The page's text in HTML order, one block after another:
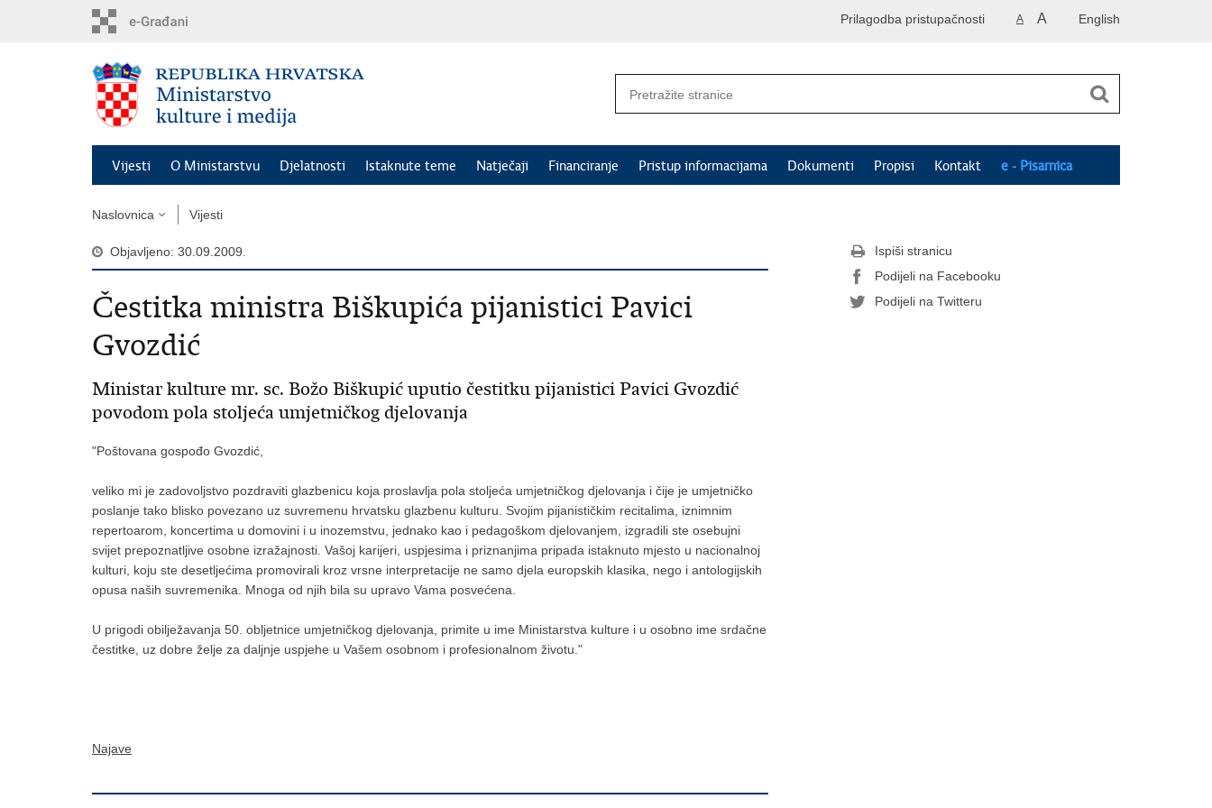
English
A A
Prilagodba pristupačnosti
Vijesti O Ministarstvu Djelatnosti Istaknute teme Natječaji Financiranje Pristup informacijama Dokumenti Propisi Kontakt e - Pisarnica
Naslovnica Vijesti
Objavljeno: 30.09.2009.
Čestitka ministra Biškupića pijanistici Pavici
Gvozdić
Ministar kulture mr. sc. Božo Biškupić uputio čestitku pijanistici Pavici Gvozdić
povodom pola stoljeća umjetničkog djelovanja
"Poštovana gospođo Gvozdić,
veliko mi je zadovoljstvo pozdraviti glazbenicu koja proslavlja pola stoljeća umjetničkog djelovanja i čije je umjetničko
poslanje tako blisko povezano uz suvremenu hrvatsku glazbenu kulturu. Svojim pijanističkim recitalima, iznimnim
repertoarom, koncertima u domovini i u inozemstvu, jednako kao i pedagoškom djelovanjem, izgradili ste osebujni
svijet prepoznatljive osobne izražajnosti. Vašoj karijeri, uspjesima i priznanjima pripada istaknuto mjesto u nacionalnoj
kulturi, koju ste desetljećima promovirali kroz vrsne interpretacije ne samo djela europskih klasika, nego i antologijskih
opusa naših suvremenika. Mnoga od njih bila su upravo Vama posvećena.
U prigodi obilježavanja 50. obljetnice umjetničkog djelovanja, primite u ime Ministarstva kulture i u osobno ime srdačne
čestitke, uz dobre želje za daljnje uspjehe u Vašem osobnom i profesionalnom životu."
Najave
Ispiši stranicu
Podijeli na Facebooku
Podijeli na Twitteru